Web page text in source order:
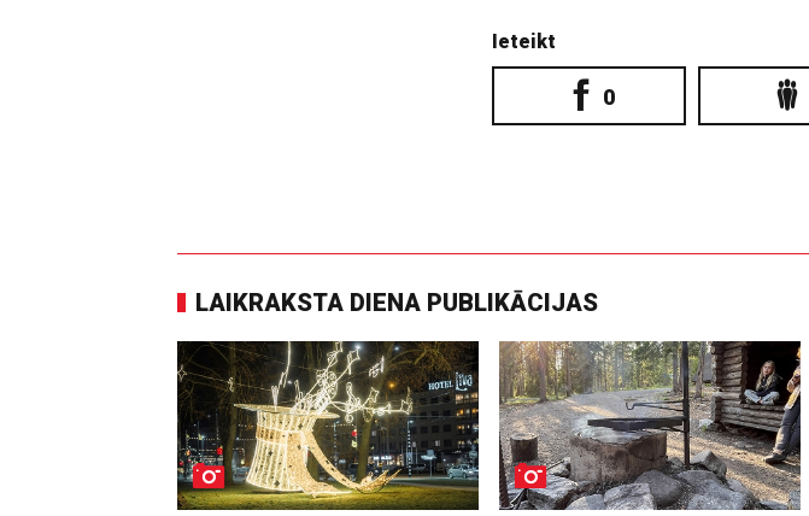
Ieteikt
0
LAIKRAKSTA DIENA PUBLIKĀCIJAS